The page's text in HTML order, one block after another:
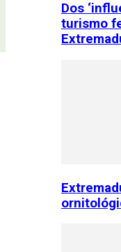
Dos
turismo